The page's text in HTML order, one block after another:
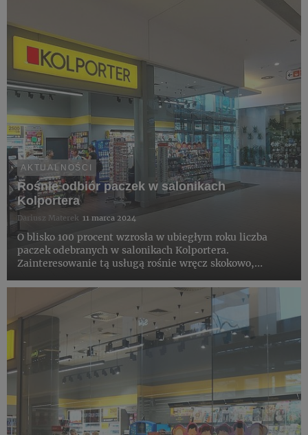
AKTUALNOŚCI
Rośnie odbiór paczek w salonikach
Kolportera
Dariusz Materek 11 marca 2024
O blisko 100 procent wzrosła w ubiegłym roku liczba
paczek odebranych w salonikach Kolportera.
Zainteresowanie tą usługą rośnie wręcz skokowo,
Kolportera w 2020 r.